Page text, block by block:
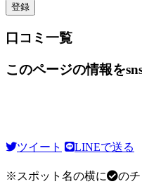
口コミ一覧
このページの情報を
ツイート LINEで送る
※スポット名の横に
の